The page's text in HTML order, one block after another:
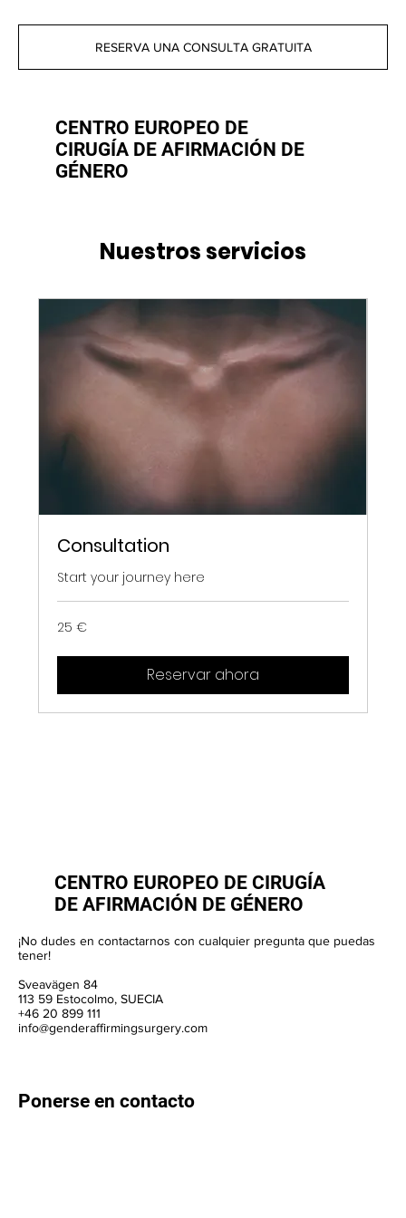
CENTRO EUROPEO DE
CIRUGÍA DE AFIRMACIÓN DE
GÉNERO
RESERVA UNA CONSULTA GRATUITA
Nuestros servicios
Consultation
Start your journey here
25
euros
25 €
Reservar ahora
CENTRO EUROPEO DE CIRUGÍA
DE AFIRMACIÓN DE GÉNERO
¡No dudes en contactarnos con cualquier pregunta que puedas
tener!
Sveavägen 84
113 59 Estocolmo, SUECIA
+46 20 899 111
info@genderaffirmingsurgery.com
Ponerse en contacto